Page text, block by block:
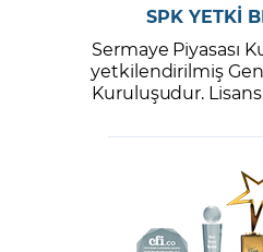
SPK YETKİ
Sermaye Piyasası
yetkilendirilmiş
Kuruluşudur.